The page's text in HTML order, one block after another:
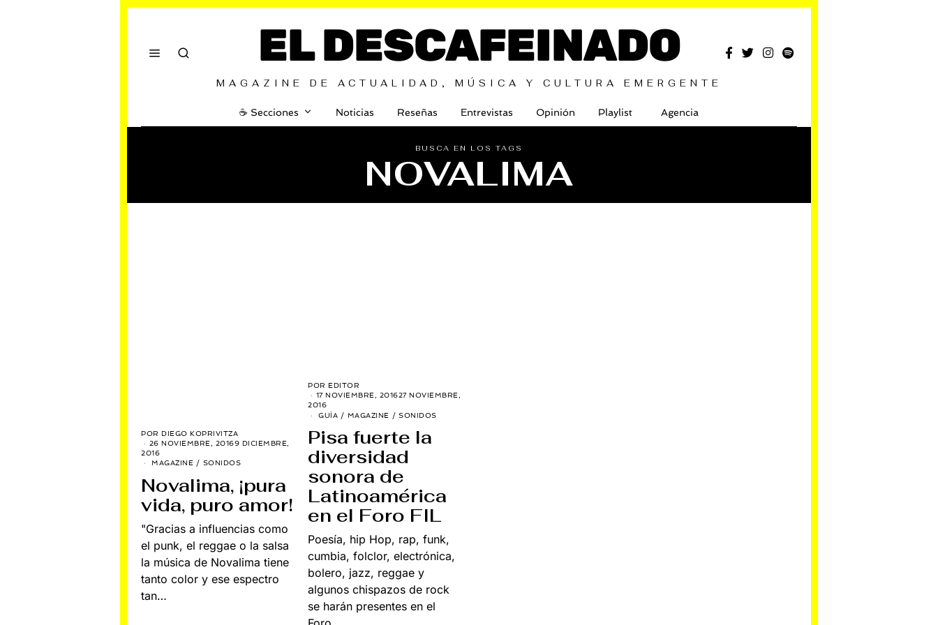
EL DESCAFEINADO
MAGAZINE DE ACTUALIDAD, MÚSICA Y CULTURA EMERGENTE
☕️ Secciones Noticias Reseñas Entrevistas Opinión Playlist Agencia
BUSCA EN LOS TAGS
NOVALIMA
POR DIEGO KOPRIVITZA
26 NOVIEMBRE, 20169 DICIEMBRE,
2016
MAGAZINE / SONIDOS
Novalima, ¡pura
vida, puro amor!
"Gracias a influencias como
el punk, el reggae o la salsa
la música de Novalima tiene
tanto color y ese espectro
tan…
POR EDITOR
17 NOVIEMBRE, 201627 NOVIEMBRE,
2016
GUÍA / MAGAZINE / SONIDOS
Pisa fuerte la
diversidad
sonora de
Latinoamérica
en el Foro FIL
Poesía, hip Hop, rap, funk,
cumbia, folclor, electrónica,
bolero, jazz, reggae y
algunos chispazos de rock
se harán presentes en el